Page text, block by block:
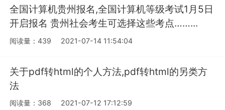
全国计算机贵州报名,全国计算机等级考试1月5日
开启报名 贵州社会考生可选择这些考点……...
阅读量：439 2021-07-14 11:54:04
关于pdf转html的个人方法,pdf转html的另类方
法
阅读量：368 2021-07-12 17:12:59